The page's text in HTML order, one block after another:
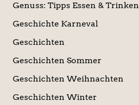
Genuss: Tipps Essen & Trinken
Geschichte Karneval
Geschichten
Geschichten Sommer
Geschichten Weihnachten
Geschichten Winter